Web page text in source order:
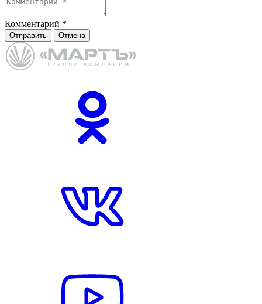
Комментарий *
Отправить Отмена